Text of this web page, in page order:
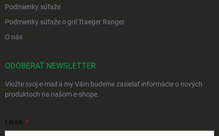
Podmienky súťaže
Podmienky súťaže o gril Traeger Ranger
O nás
ODOBERAŤ NEWSLETTER
Vložte svoj e-mail a my Vám budeme zasielať informácie o nových
produktoch na našom e-shope.
EMAIL